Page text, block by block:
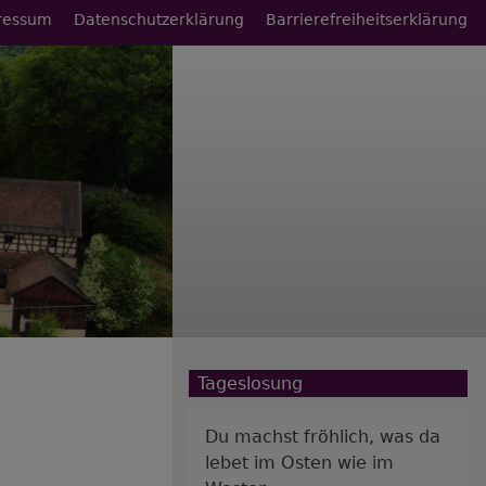
Datenschutzerklärung Barrierefreiheitserklärung
Tageslosung
Du machst fröhlich, was da
lebet im Osten wie im